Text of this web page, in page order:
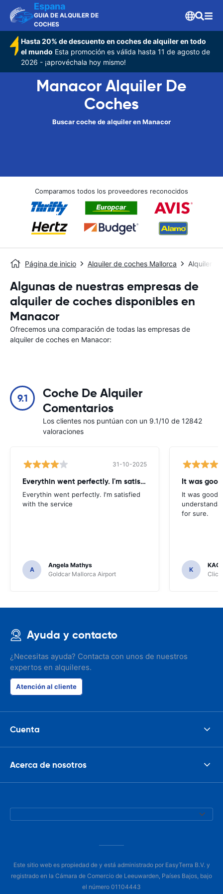
Espana
GUIA DE ALQUILER DE
COCHES
Hasta 20% de descuento en coches de alquiler en todo
el mundo Esta promoción es válida hasta 11 de agosto de
2026 - ¡aprovéchala hoy mismo!
Manacor Alquiler De
Coches
Buscar coche de alquiler en Manacor
Comparamos todos los proveedores reconocidos
Página de inicio Alquiler de coches Mallorca Alquiler
Algunas de nuestras empresas de
alquiler de coches disponibles en
Manacor
Ofrecemos una comparación de todas las empresas de
alquiler de coches en Manacor:
9.1
Coche De Alquiler
Comentarios
Los clientes nos puntúan con un 9.1/10 de 12842
valoraciones
31-10-2025
Everythin went perfectly. I'm satisfied
Everythin went perfectly. I'm satisfied
with the service
A
Angela Mathys
Goldcar Mallorca Airport
It was
It was good.
for sure.
K
Ayuda y contacto
¿Necesitas ayuda? Contacta con unos de nuestros
expertos en alquileres.
Atención al cliente
Cuenta
Acerca de nosotros
Este sitio web es propiedad de y está administrado por EasyTerra B.V. y
registrado en la Cámara de Comercio de Leeuwarden, Países Bajos, bajo
el número 01104443